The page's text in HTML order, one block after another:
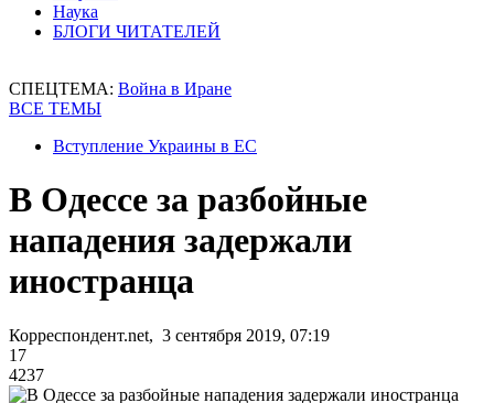
Наука
БЛОГИ ЧИТАТЕЛЕЙ
СПЕЦТЕМА: Война в Иране
ВСЕ ТЕМЫ
Вступление Украины в ЕС
В Одессе за разбойные
нападения задержали
иностранца
Корреспондент.net, 3 сентября 2019, 07:19
17
4237